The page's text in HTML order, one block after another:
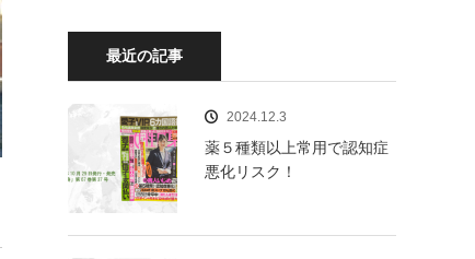
最近の記事
2024.12.3
薬５種類以上常用で認知症
悪化リスク！